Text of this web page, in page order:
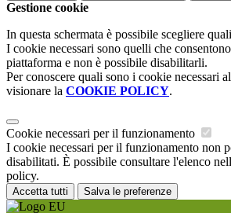
Gestione cookie
In questa schermata è possibile scegliere
I cookie necessari sono quelli che
piattaforma e non è possibile disabilitarli.
Per conoscere quali sono i cookie necessari
visionare la COOKIE POLICY.
Cookie necessari per il funzionamento
I cookie necessari per il funzionamento non
disabilitati. È possibile consultare l'elenco
policy.
Accetta tutti Salva le preferenze